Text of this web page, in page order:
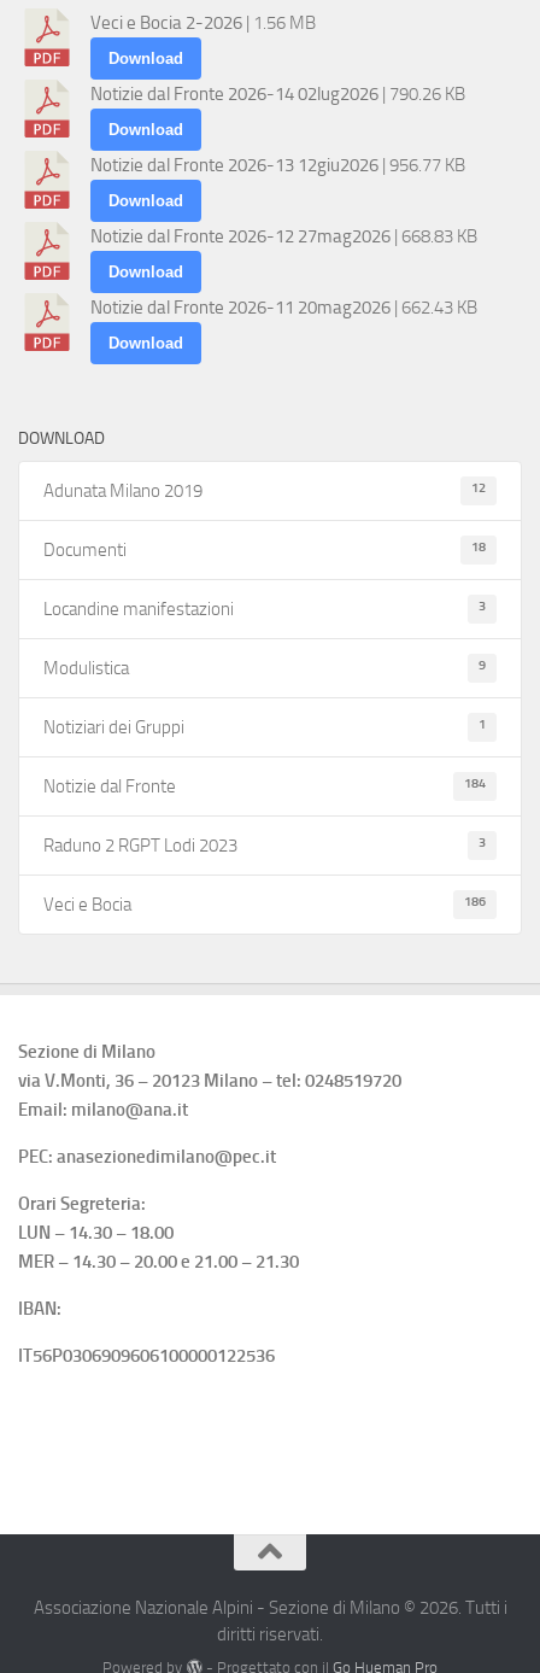
Veci e Bocia 2-2026 | 1.56 MB
Download
Notizie dal Fronte 2026-14 02lug2026 | 790.26 KB
Download
Notizie dal Fronte 2026-13 12giu2026 | 956.77 KB
Download
Notizie dal Fronte 2026-12 27mag2026 | 668.83 KB
Download
Notizie dal Fronte 2026-11 20mag2026 | 662.43 KB
Download
DOWNLOAD
Adunata Milano 2019 12
Documenti 18
Locandine manifestazioni 3
Modulistica 9
Notiziari dei Gruppi 1
Notizie dal Fronte 184
Raduno 2 RGPT Lodi 2023 3
Veci e Bocia 186
Sezione di Milano
via V.Monti, 36 – 20123 Milano – tel: 0248519720
Email: milano@ana.it
PEC: anasezionedimilano@pec.it
Orari Segreteria:
LUN – 14.30 – 18.00
MER – 14.30 – 20.00 e 21.00 – 21.30
IBAN:
IT56P0306909606100000122536
Associazione Nazionale Alpini - Sezione di Milano © 2026. Tutti i
diritti riservati.
Powered by - Progettato con il Go Hueman Pro